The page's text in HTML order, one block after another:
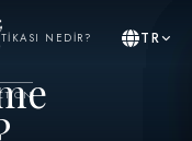
TR
NEDIR?